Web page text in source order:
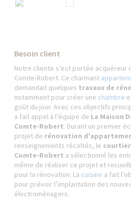
Besoin client
Notre cliente s’est portée acquéreur
Comte-Robert. Ce charmant
demandait quelques travaux de
notamment pour créer une chambre
goût du jour. Avec ces objectifs
a fait appel à l’équipe de La Maison
Comte-Robert. Durant un premier
projet de rénovation
renseignements récoltés, le courtier
Comte-Robert a sélectionné les
même de réaliser ce projet et
pour la rénovation. La cuisine a fait
pour prévoir l’implantation des
électroménagers.